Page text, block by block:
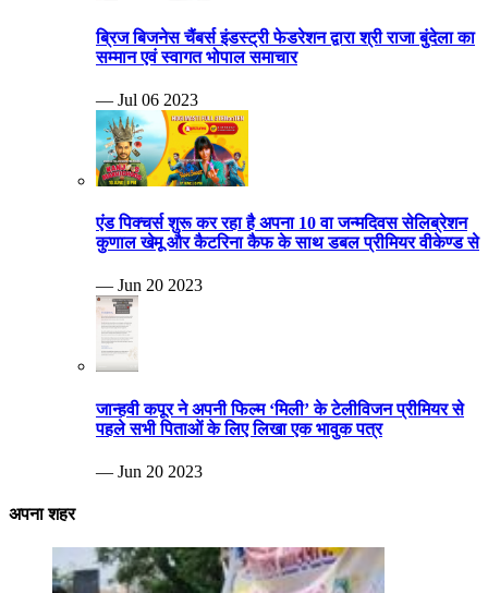
ब्रिज बिजनेस चैंबर्स इंडस्ट्री फेडरेशन द्वारा श्री राजा बुंदेला का
सम्मान एवं स्वागत भोपाल समाचार
— Jul 06 2023
एंड पिक्चर्स शुरू कर रहा है अपना 10 वा जन्मदिवस सेलिब्रेशन
कुणाल खेमू और कैटरिना कैफ के साथ डबल प्रीमियर वीकेण्ड से
— Jun 20 2023
जान्हवी कपूर ने अपनी फिल्म ‘मिली’ के टेलीविजन प्रीमियर से
पहले सभी पिताओं के लिए लिखा एक भावुक पत्र
— Jun 20 2023
अपना शहर